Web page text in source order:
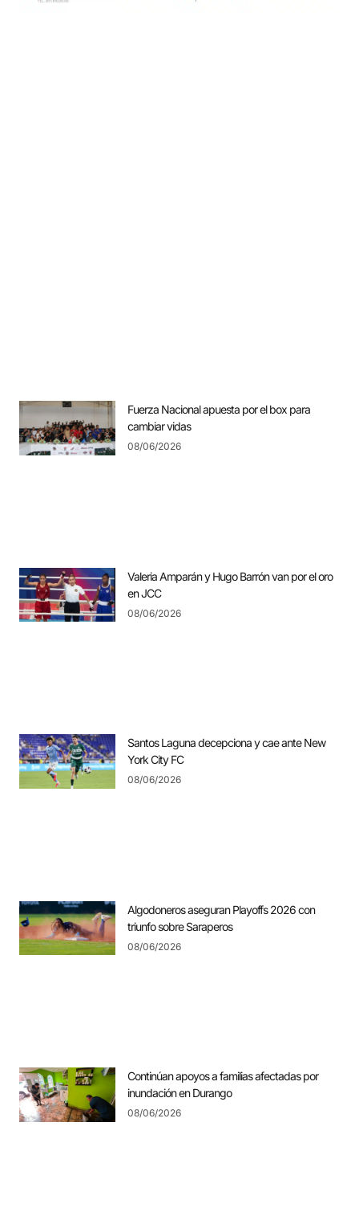
Fuerza Nacional apuesta por el box para
cambiar vidas
08/06/2026
Valeria Amparán y Hugo Barrón van por el oro
en JCC
08/06/2026
Santos Laguna decepciona y cae ante New
York City FC
08/06/2026
Algodoneros aseguran Playoffs 2026 con
triunfo sobre Saraperos
08/06/2026
Continúan apoyos a familias afectadas por
inundación en Durango
08/06/2026